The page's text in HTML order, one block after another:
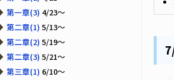
第一章(3) 4/23～
第二章(1) 5/13～
第二章(2) 5/19～
第二章(3) 5/21～
第三章(1) 6/10～